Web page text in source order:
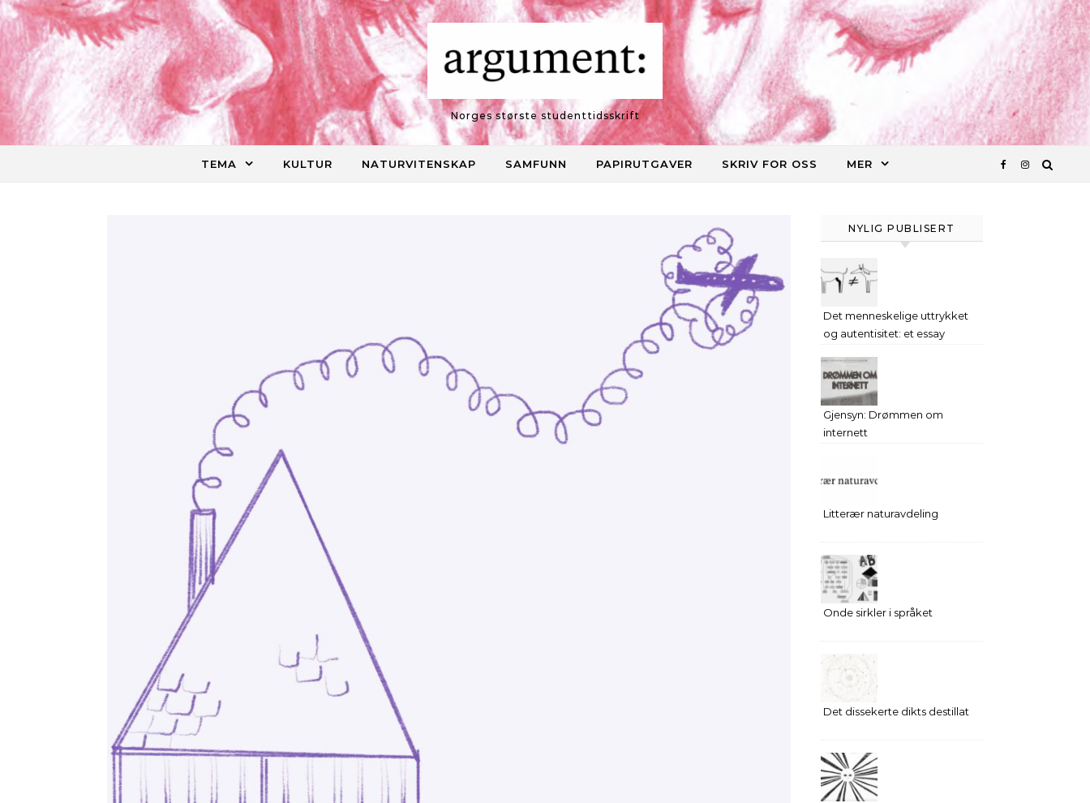
Skip to content
Norges største studenttidsskrift
TEMA KULTUR NATURVITENSKAP SAMFUNN PAPIRUTGAVER SKRIV FOR OSS MER
NYLIG PUBLISERT
Det menneskelige uttrykket
og autentisitet: et essay
Gjensyn: Drømmen om
internett
Litterær naturavdeling
Onde sirkler i språket
Det dissekerte dikts destillat